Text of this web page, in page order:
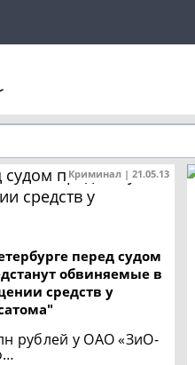
Криминал | 21.05.13
перед судом
обвиняемые в
средств у
рублей у ОАО «ЗиО-